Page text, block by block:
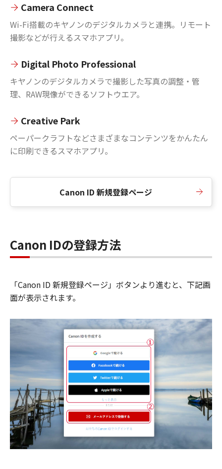
Camera Connect
Wi-Fi搭載のキヤノンのデジタルカメラと連携。リモート
撮影などが行えるスマホアプリ。
Digital Photo Professional
キヤノンのデジタルカメラで撮影した写真の調整・管
理、RAW現像ができるソフトウエア。
Creative Park
ペーパークラフトなどさまざまなコンテンツをかんたん
に印刷できるスマホアプリ。
Canon ID 新規登録ページ
Canon IDの登録方法
「Canon ID 新規登録ページ」ボタンより進むと、下記画
面が表示されます。